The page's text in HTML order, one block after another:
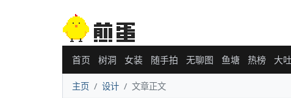
首页 树洞 女装 随手拍 无聊图 鱼塘 热榜 大
主页 设计 文章正文